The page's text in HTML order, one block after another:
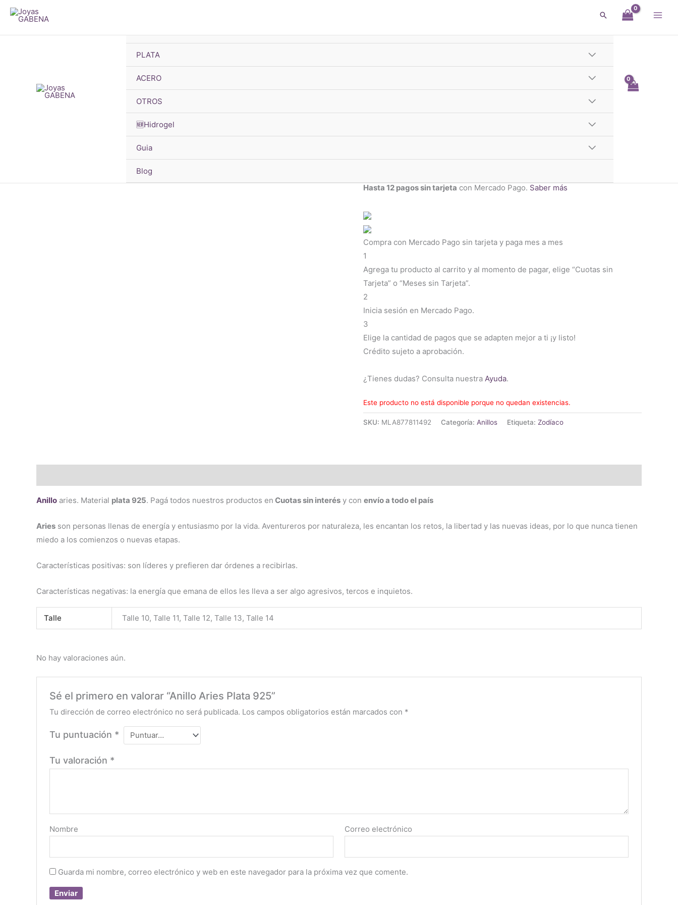
contenido
PLATA
ACERO
OTROS
🆕Hidrogel
Guia
Blog
-10%xTransf •ENVIO GRATISsuperando $33.000
Buscar
AnilloAries. Materialplata 925.Aquíte explicamos como saber la medida de
Hasta 12 pagos sin tarjeta con Mercado Pago. Saber más
Compra con Mercado Pago sin tarjeta y paga mes a mes
1
Agrega tu producto al carrito y al momento de pagar, elige “Cuotas sin
Tarjeta” o “Meses sin Tarjeta”.
2
Inicia sesión en Mercado Pago.
3
Elige la cantidad de pagos que se adapten mejor a ti ¡y listo!
Crédito sujeto a aprobación.
¿Tienes dudas? Consulta nuestra Ayuda.
Este producto no está disponible porque no quedan existencias.
SKU: MLA877811492 Categoría: Anillos Etiqueta: Zodíaco
Anillo aries. Material plata 925. Pagá todos nuestros productos en Cuotas sin interés y con envío a todo el país
Aries son personas llenas de energía y entusiasmo por la vida. Aventureros por naturaleza, les encantan los retos, la libertad y las nuevas ideas, por lo que nunca tienen
miedo a los comienzos o nuevas etapas.
Características positivas: son líderes y prefieren dar órdenes a recibirlas.
Características negativas: la energía que emana de ellos les lleva a ser algo agresivos, tercos e inquietos.
Talle Talle 10, Talle 11, Talle 12, Talle 13, Talle 14
No hay valoraciones aún.
Sé el primero en valorar “Anillo Aries Plata 925”
Tu dirección de correo electrónico no será publicada. Los campos obligatorios están marcados con *
Tu puntuación *
Tu valoración *
Nombre Correo electrónico
Guarda mi nombre, correo electrónico y web en este navegador para la próxima vez que comente.